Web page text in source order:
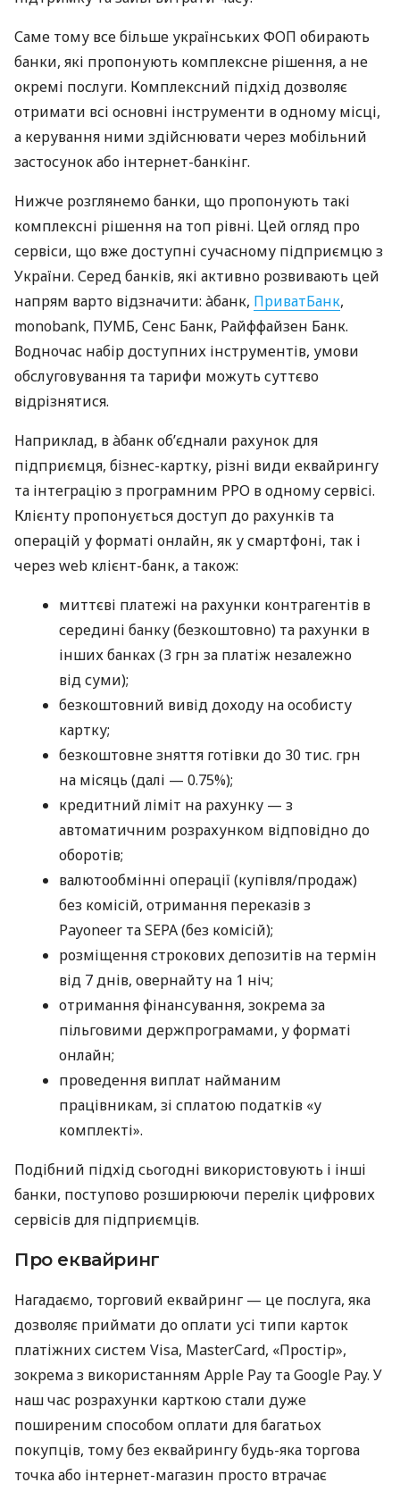
Саме тому все більше українських ФОП обирають
банки, які пропонують комплексне рішення, а не
окремі послуги. Комплексний підхід дозволяє
отримати всі основні інструменти в одному місці,
а керування ними здійснювати через мобільний
застосунок або інтернет-банкінг.
Нижче розглянемо банки, що пропонують такі
комплексні рішення на топ рівні. Цей огляд про
сервіси, що вже доступні сучасному підприємцю з
України. Серед банків, які активно розвивають цей
напрям варто відзначити: àбанк, ПриватБанк,
monobank, ПУМБ, Сенс Банк, Райффайзен Банк.
Водночас набір доступних інструментів, умови
обслуговування та тарифи можуть суттєво
відрізнятися.
Наприклад, в àбанк об’єднали рахунок для
підприємця, бізнес-картку, різні види еквайрингу
та інтеграцію з програмним РРО в одному сервісі.
Клієнту пропонується доступ до рахунків та
операцій у форматі онлайн, як у смартфоні, так і
через web клієнт-банк, а також:
миттєві платежі на рахунки контрагентів в
середині банку (безкоштовно) та рахунки в
інших банках (3 грн за платіж незалежно
від суми);
безкоштовний вивід доходу на особисту
картку;
безкоштовне зняття готівки до 30 тис. грн
на місяць (далі — 0.75%);
кредитний ліміт на рахунку — з
автоматичним розрахунком відповідно до
оборотів;
валютообмінні операції (купівля/продаж)
без комісій, отримання переказів з
Payoneer та SEPA (без комісій);
розміщення строкових депозитів на термін
від 7 днів, овернайту на 1 ніч;
отримання фінансування, зокрема за
пільговими держпрограмами, у форматі
онлайн;
проведення виплат найманим
працівникам, зі сплатою податків «у
комплекті».
Подібний підхід сьогодні використовують і інші
банки, поступово розширюючи перелік цифрових
сервісів для підприємців.
Про еквайринг
Нагадаємо, торговий еквайринг — це послуга, яка
дозволяє приймати до оплати усі типи карток
платіжних систем Visa, MasterCard, «Простір»,
зокрема з використанням Apple Pay та Google Pay. У
наш час розрахунки карткою стали дуже
поширеним способом оплати для багатьох
покупців, тому без еквайрингу будь-яка торгова
точка або інтернет-магазин просто втрачає